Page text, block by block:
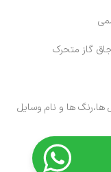
گاز متحرک
ها،رنگ ها و نام وسایل